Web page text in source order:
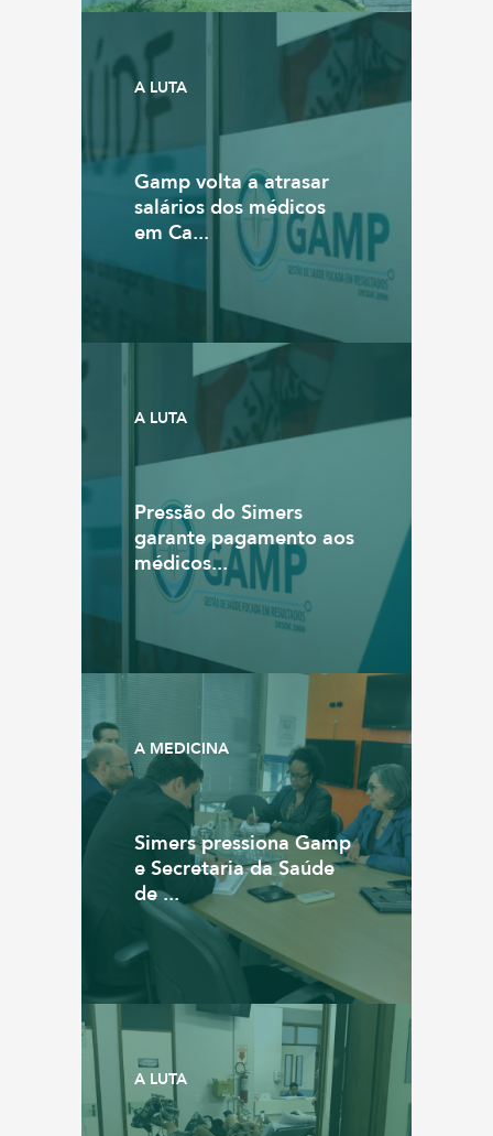
A LUTA
Gamp volta a atrasar
salários dos médicos
em Ca...
A LUTA
Pressão do Simers
garante pagamento aos
médicos...
A MEDICINA
Simers pressiona Gamp
e Secretaria da Saúde
de ...
A LUTA